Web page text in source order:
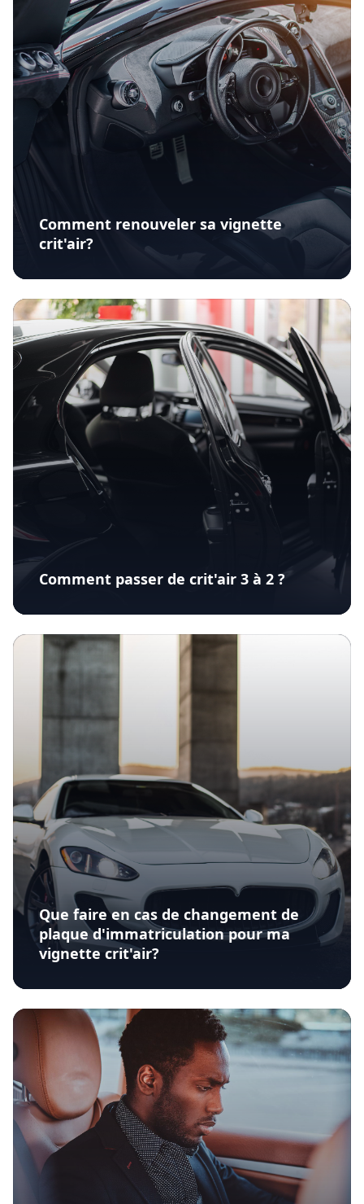
Comment renouveler sa vignette
crit'air?
Comment passer de crit'air 3 à 2 ?
Que faire en cas de changement de
plaque d'immatriculation pour ma
vignette crit'air?